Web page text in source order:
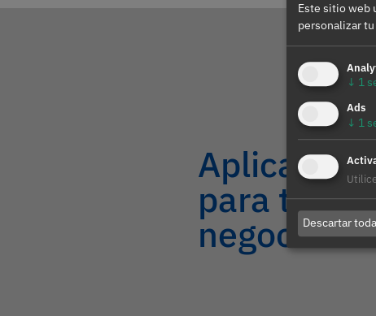
para tu
negocio…
Este sitio web
personalizar
↓ 1
Ads
↓ 1
Descartar